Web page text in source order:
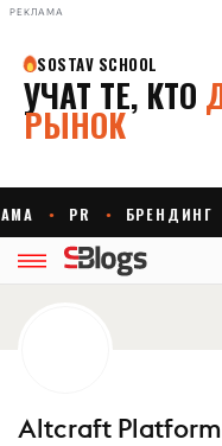
РЕКЛАМА
Altcraft Platform